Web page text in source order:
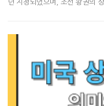
년 지정되었으며, 조선 왕권의